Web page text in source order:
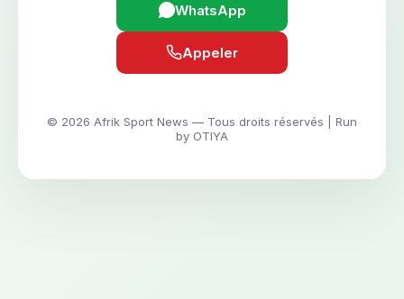
WhatsApp
Appeler
© 2026 Afrik Sport News — Tous droits réservés | Run
by OTIYA